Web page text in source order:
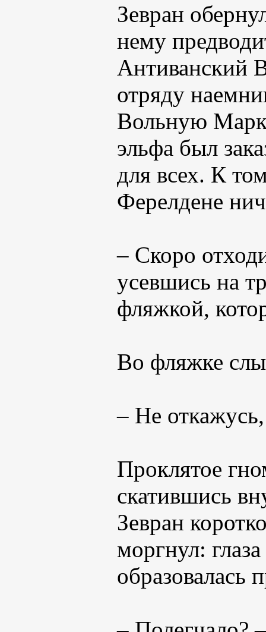
Зевран
нему
Антиванский
отряду
Вольную
эльфа был
для всех. К
Ферелдене
– Скоро
усевшись на
фляжкой,
Во фляжке
– Не
Проклятое
скатившись
Зевран
моргнул:
образовалась